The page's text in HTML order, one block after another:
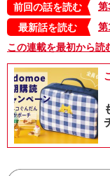
前回の話を読む
第
最新話を読む
第
この連載を最初から読